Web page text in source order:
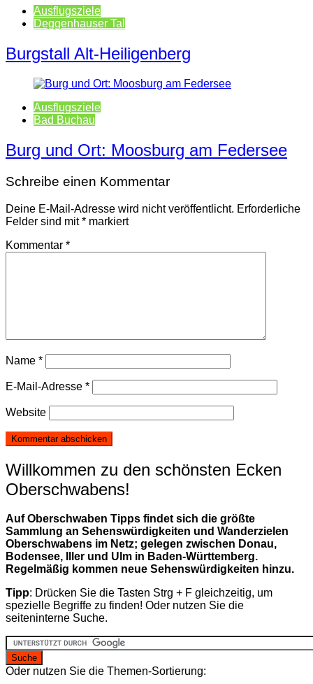
Ausflugsziele
Deggenhauser Tal
Burgstall Alt-Heiligenberg
Ausflugsziele
Bad Buchau
Burg und Ort: Moosburg am Federsee
Schreibe einen Kommentar
Deine E-Mail-Adresse wird nicht veröffentlicht. Erforderliche
Felder sind mit* markiert
Kommentar *
Name *
E-Mail-Adresse *
Website
Willkommen zu den schönsten Ecken
Oberschwabens!
Auf Oberschwaben Tipps findet sich die größte
Sammlung an Sehenswürdigkeiten und Wanderzielen
Oberschwabens im Netz; gelegen zwischen Donau,
Bodensee, Iller und Ulm in Baden-Württemberg.
Regelmäßig kommen neue Sehenswürdigkeiten hinzu.
Tipp: Drücken Sie die Tasten Strg + F gleichzeitig, um
spezielle Begriffe zu finden! Oder nutzen Sie die
seiteninterne Suche.
Oder nutzen Sie die Themen-Sortierung: